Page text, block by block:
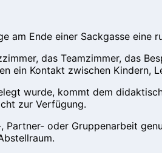
am Ende einer Sackgasse eine
das Teamzimmer, das
ein Kontakt zwischen Kindern,
wurde, kommt dem
zur Verfügung.
oder Gruppenarbeit